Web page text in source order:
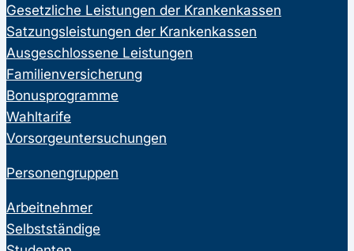
Gesetzliche Leistungen der Krankenkassen
Satzungsleistungen der Krankenkassen
Ausgeschlossene Leistungen
Familienversicherung
Bonusprogramme
Wahltarife
Vorsorgeuntersuchungen
Personengruppen
Arbeitnehmer
Selbstständige